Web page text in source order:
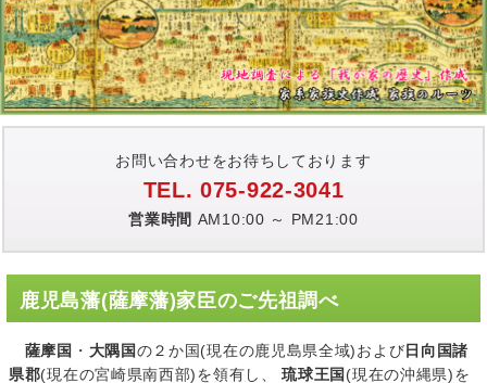
お問い合わせをお待ちしております
TEL. 075-922-3041
営業時間 AM10:00 ～ PM21:00
鹿児島藩(薩摩藩)家臣のご先祖調べ
薩摩国 ・ 大隅国の２か国(現在の鹿児島県全域)および日向国諸
県郡(現在の宮崎県南西部)を領有し、琉球王国 (現在の沖縄県)を